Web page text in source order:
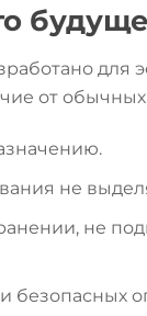
для
от
не
не
безопасных